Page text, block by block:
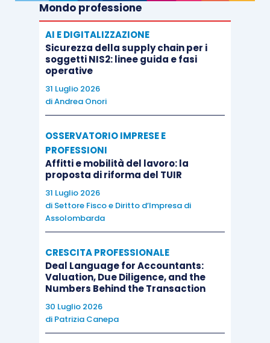
Mondo professione
AI E DIGITALIZZAZIONE
Sicurezza della supply chain per i
soggetti NIS2: linee guida e fasi
operative
31 Luglio 2026
diAndrea Onori
OSSERVATORIO IMPRESE E
PROFESSIONI
Affitti e mobilità del lavoro: la
proposta di riforma del TUIR
31 Luglio 2026
di Settore Fisco e Diritto d’Impresa di
Assolombarda
CRESCITA PROFESSIONALE
Deal Language for Accountants:
Valuation, Due Diligence, and the
Numbers Behind the Transaction
30 Luglio 2026
di Patrizia Canepa